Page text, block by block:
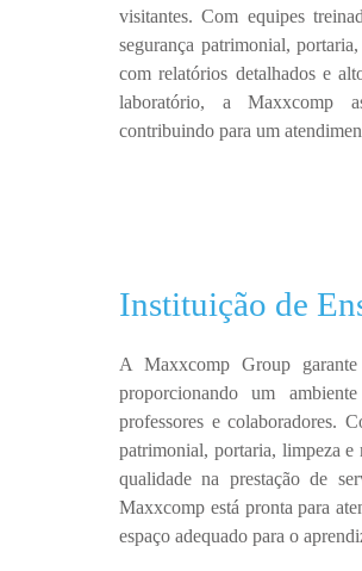
visitantes. Com equipes
segurança patrimonial,
comrelatórios detalhados e
laboratório, aMaxxcomp
contribuindo para um
Instituição de
AMaxxcomp Group
proporcionando um ambiente
professores e colaboradores.
patrimonial, portaria, limpeza e
qualidade na prestação de
Maxxcomp está pronta para
espaço adequado para o